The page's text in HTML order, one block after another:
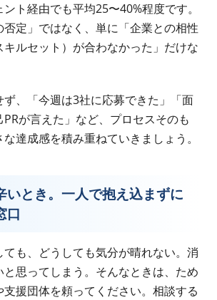
ト経由でも平均25〜40%程度です。
定」ではなく、単に「企業との相性
キルセット）が合わなかった」だけな
、「今週は3社に応募できた」「面
が言えた」など、プロセスそのも
達成感を積み重ねていきましょう。
いとき。一人で抱え込まずに
口
も、どうしても気分が晴れない。消
と思ってしまう。そんなときは、ため
支援団体を頼ってください。相談する